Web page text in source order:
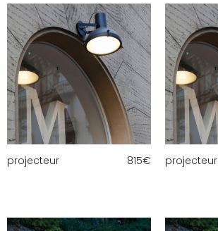
projecteur 815€ projecteur